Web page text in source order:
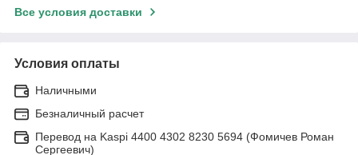
Все условия доставки
Условия оплаты
Наличными
Безналичный расчет
Перевод на Kaspi 4400 4302 8230 5694 (Фомичев Роман
Сергеевич)